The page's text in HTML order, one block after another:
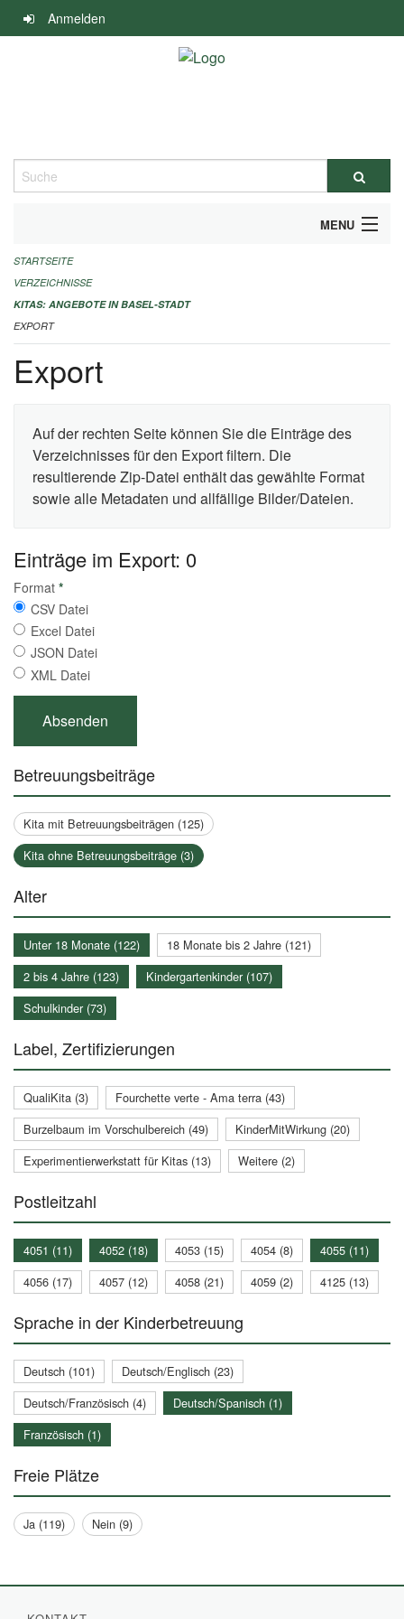
Navigation
überspringen
Anmelden
Suche
MENU
ALLGEMEINE INFORMATIONEN
IMPRESSUM
STARTSEITE
VERZEICHNISSE
KITAS: ANGEBOTE IN BASEL-STADT
EXPORT
Export
Auf der rechten Seite können Sie die Einträge des
Verzeichnisses für den Export filtern. Die
resultierende Zip-Datei enthält das gewählte Format
sowie alle Metadaten und allfällige Bilder/Dateien.
Einträge im Export: 0
Format *
CSV Datei
Excel Datei
JSON Datei
XML Datei
Betreuungsbeiträge
Kita mit Betreuungsbeiträgen (125)
Kita ohne Betreuungsbeiträge (3)
Alter
Unter 18 Monate (122)
18 Monate bis 2 Jahre (121)
2 bis 4 Jahre (123)
Kindergartenkinder (107)
Schulkinder (73)
Label, Zertifizierungen
QualiKita (3)
Fourchette verte - Ama terra (43)
Burzelbaum im Vorschulbereich (49)
KinderMitWirkung (20)
Experimentierwerkstatt für Kitas (13)
Weitere (2)
Postleitzahl
4051 (11) 4052 (18) 4053 (15) 4054 (8)
4055 (11)
4056 (17)
4057 (12) 4058 (21) 4059 (2) 4125 (13)
Sprache in der Kinderbetreuung
Deutsch (101)
Deutsch/Englisch (23)
Deutsch/Französisch (4)
Deutsch/Spanisch (1)
Französisch (1)
Freie Plätze
Ja (119) Nein (9)